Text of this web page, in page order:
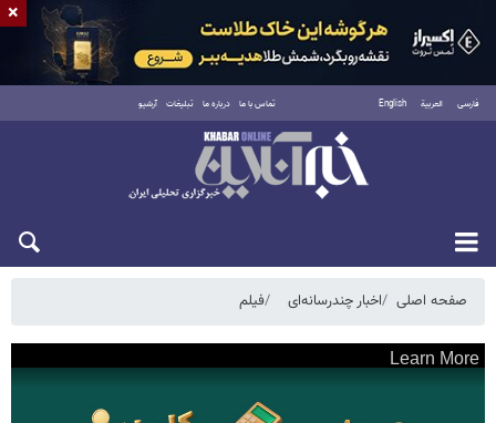
فارسی العربية English تماس با ما درباره ما تبلیغات آرشیو
یکشنبه ۱۸ مرداد ۱۴۰۵
صفحه اصلی اخبار چندرسانه‌ای فیلم
×